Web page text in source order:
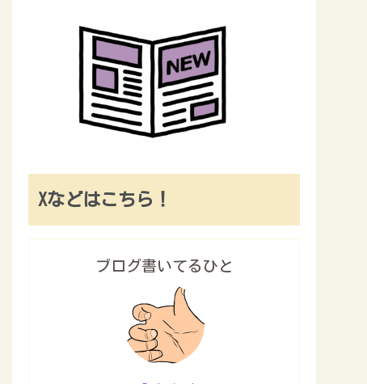
Xなどはこちら！
ブログ書いてるひと